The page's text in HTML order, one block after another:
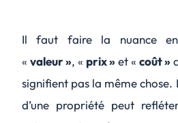
Il faut faire la nuance
« valeur », « prix » et « coût »
signifient pas la même
d’une propriété peut